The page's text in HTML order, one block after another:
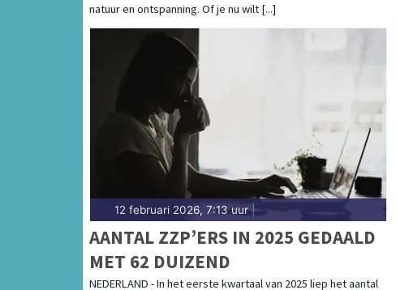
natuur en ontspanning. Of je nu wilt [...]
12 februari 2026, 7:13 uur
AANTAL ZZP’ERS IN 2025 GEDAALD
MET 62 DUIZEND
NEDERLAND - In het eerste kwartaal van 2025 liep het aantal